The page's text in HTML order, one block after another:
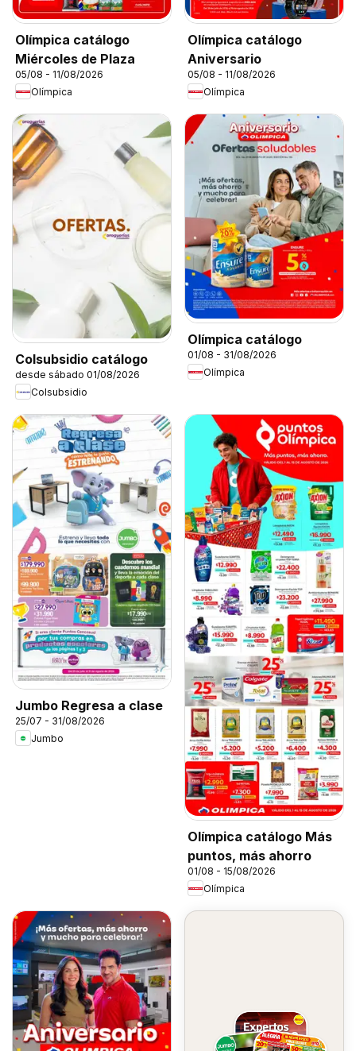
Olímpica catálogo
Miércoles de Plaza
05/08 - 11/08/2026
Olímpica
Olímpica catálogo
Aniversario
05/08 - 11/08/2026
Olímpica
Colsubsidio catálogo
desde sábado 01/08/2026
Colsubsidio
Olímpica catálogo
01/08 - 31/08/2026
Olímpica
Jumbo Regresa a clase
25/07 - 31/08/2026
Jumbo
Olímpica catálogo Más
puntos, más ahorro
01/08 - 15/08/2026
Olímpica